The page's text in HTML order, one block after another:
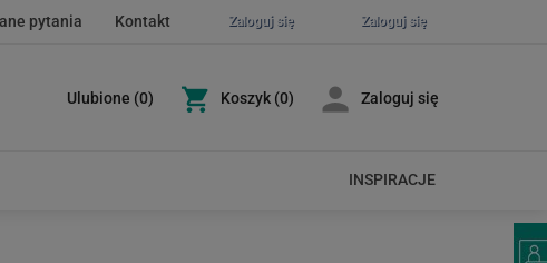
Zaloguj się
Zaloguj się
pytania Kontakt
Ulubione (0) Koszyk (0) Zaloguj się
INSPIRACJE